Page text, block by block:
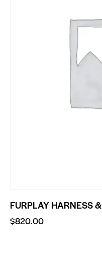
FURPLAY HARNESS
$820.00